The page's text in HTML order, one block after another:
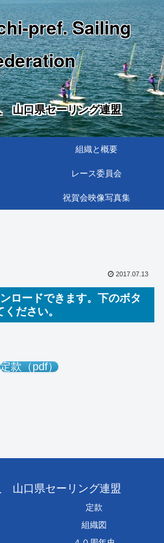
pref. Sailing
山口県セーリング連盟
組織と概要
レース委員会
祝賀会映像写真集
2017.07.13
ロードできます。下のボタ
ださい。
定款（pdf）
山口県セーリング連盟
定款
組織図